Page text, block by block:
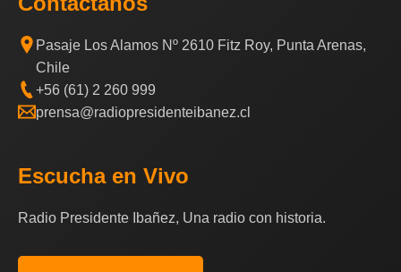
Pasaje Los Alamos Nº 2610 Fitz Roy, Punta Arenas,
Chile
+56 (61) 2 260 999
prensa@radiopresidenteibanez.cl
Escucha en Vivo
Radio Presidente Ibañez, Una radio con historia.